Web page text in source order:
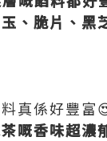
、脆片、
真係好豐富
嘅香味超